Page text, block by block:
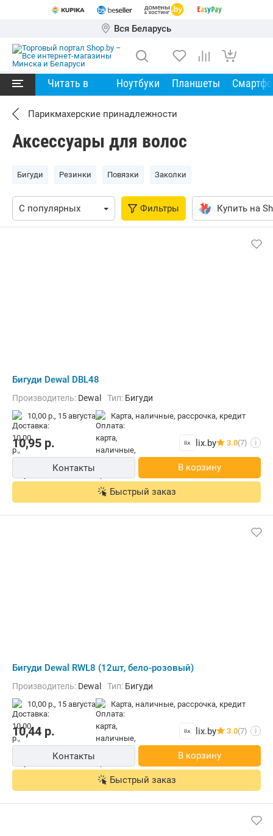
Вся Беларусь
Читать в Ноутбуки Планшеты
Парикмахерские принадлежности
Аксессуары для волос
Бигуди Резинки Повязки Заколки
Фильтры Купить на
Бигуди Dewal DBL48
Производитель: Dewal Тип: Бигуди
10,00 р., 15 августа карта, наличные, рассрочка, кредит
10,95 р. lix.by 3.0(7) i
Контакты В корзину
Быстрый заказ
Бигуди Dewal RWL8 (12шт, бело-розовый)
Производитель: Dewal Тип: Бигуди
10,00 р., 15 августа карта, наличные, рассрочка, кредит
10,44 р. lix.by 3.0(7) i
Контакты В корзину
Быстрый заказ